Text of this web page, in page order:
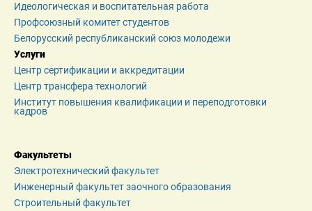
Идеологическая и воспитательная работа
Профсоюзный комитет студентов
Белорусский республиканский союз молодежи
Услуги
Центр сертификации и аккредитации
Центр трансфера технологий
Институт повышения квалификации и переподготовки
кадров
Факультеты
Электротехнический факультет
Инженерный факультет заочного образования
Строительный факультет